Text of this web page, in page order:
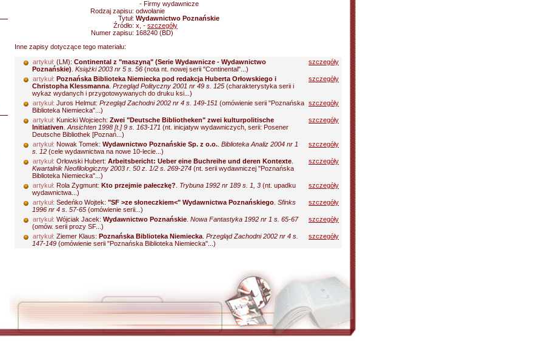
- Firmy wydawnicze
Rodzaj zapisu: odwołanie
Tytuł: Wydawnictwo Poznańskie
Źródło: x, - szczegóły
Numer zapisu: 168240 (BD)
Inne zapisy dotyczące tego materiału:
artykuł: (LM): Continental z "maszyną" (Serie Wydawnicze - Wydawnictwo
Poznańskie) Książki 2003 nr 5 s. 56 (nota nt. nowej serii "Continental"...)
szczegóły
artykuł: Poznańska Biblioteka Niemiecka pod redakcja Huberta Orłowskiego i
Christopha Klessmanna Przegląd Polityczny 2001 nr 49 s. 125 (charakterystyka serii i
wykaz wydanych i przygotowywanych do druku ksi...)
szczegóły
artykuł: Juros Helmut: Przegląd Zachodni 2002 nr 4 s. 149-151 (omówienie serii "Poznańska
Biblioteka Niemiecka"...)
szczegóły
artykuł: Kunicki Wojciech: Zwei "Deutsche Bibliotheken" zwei kulturpolitische
Initiativen Ansichten 1998 [t.] 9 s. 163-171 (nt. inicjatyw wydawniczych, serii: Posener
Deutsche Bibliothek [Poznań...)
szczegóły
artykuł: Nowak Tomek: Wydawnictwo Poznańskie Sp. z o.o. Biblioteka Analiz 2004 nr 1
s. 12 (cele wydawnictwa na nowe 10-lecie...)
szczegóły
artykuł: Orłowski Hubert: Arbeitsbericht: Ueber eine Buchreihe und deren Kontexte
Kwartalnik Neofilologiczny 2003 r. 50 z. 1/2 s. 269-274 (nt. serii wydawniczej "Poznańska
Biblioteka Niemiecka"...)
szczegóły
artykuł: Rola Zygmunt: Kto przejmie pałeczkę? Trybuna 1992 nr 189 s. 1, 3 (nt. upadku
wydawnictwa...)
szczegóły
artykuł: Sedeńko Wojtek: "SF >ze słoneczkiem<" Wydawnictwa Poznańskiego Sfinks
1996 nr 4 s. 57-65 (omówienie serii...)
szczegóły
artykuł: Wójciak Jacek: Wydawnictwo Poznańskie Nowa Fantastyka 1992 nr 1 s. 65-67
(omów. serii prozy SF...)
szczegóły
artykuł: Ziemer Klaus: Poznańska Biblioteka Niemiecka Przegląd Zachodni 2002 nr 4 s.
147-149 (omówienie serii "Poznańska Biblioteka Niemiecka"...)
szczegóły